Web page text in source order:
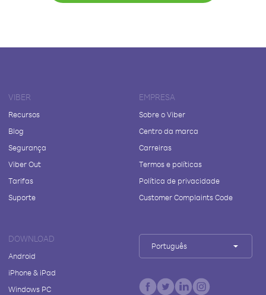
VIBER
Recursos
Blog
Segurança
Viber Out
Tarifas
Suporte
EMPRESA
Sobre o Viber
Centro da marca
Carreiras
Termos e políticas
Política de privacidade
Customer Complaints Code
DOWNLOAD
Android
iPhone & iPad
Windows PC
Português